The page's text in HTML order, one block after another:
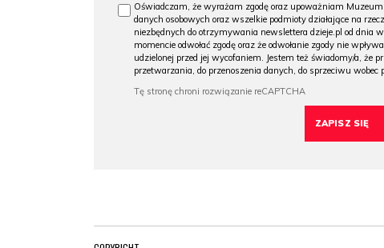
Oświadczam, że wyrażam zgodę oraz upoważniam
danych osobowych oraz wszelkie podmioty działające na
niezbędnych do otrzymywania newslettera dzieje.pl od dnia
momencie odwołać zgodę oraz że odwołanie zgody nie
udzielonej przed jej wycofaniem. Jestem też świadomy/a, że
przetwarzania, do przenoszenia danych, do sprzeciwu wobec